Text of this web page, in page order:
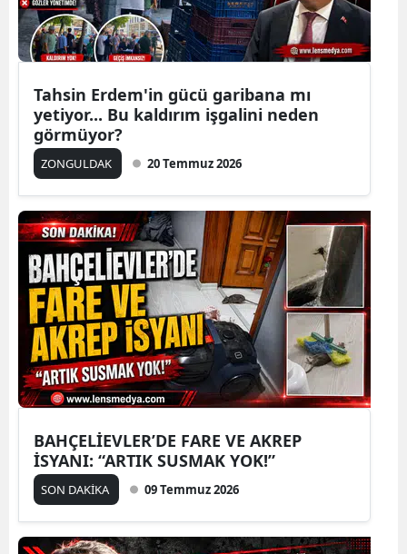
Tahsin Erdem'in gücü garibana mı
yetiyor... Bu kaldırım işgalini neden
görmüyor?
ZONGULDAK 20 Temmuz 2026
BAHÇELİEVLER’DE FARE VE AKREP
İSYANI: “ARTIK SUSMAK YOK!”
SON DAKİKA 09 Temmuz 2026